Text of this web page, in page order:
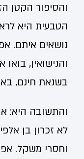
והסיפור הקטן
הטבעית היא
נושאים איתם.
והנישואין,
בשנאת חינם,
והתשובה היא:
לא זכרון בן
וחסרי משקל.